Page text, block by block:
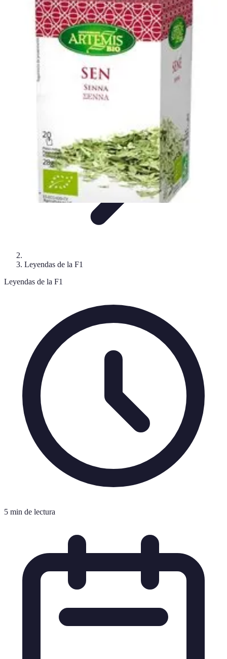
Leyendas F1
Historia y LegadoLeyendas de la F1Historias de PilotosEstrategias
de CarreraPilotos Legendarios
Leyendas F1
Leyendas de la F1
Leyendas de la F1
5 min de lectura